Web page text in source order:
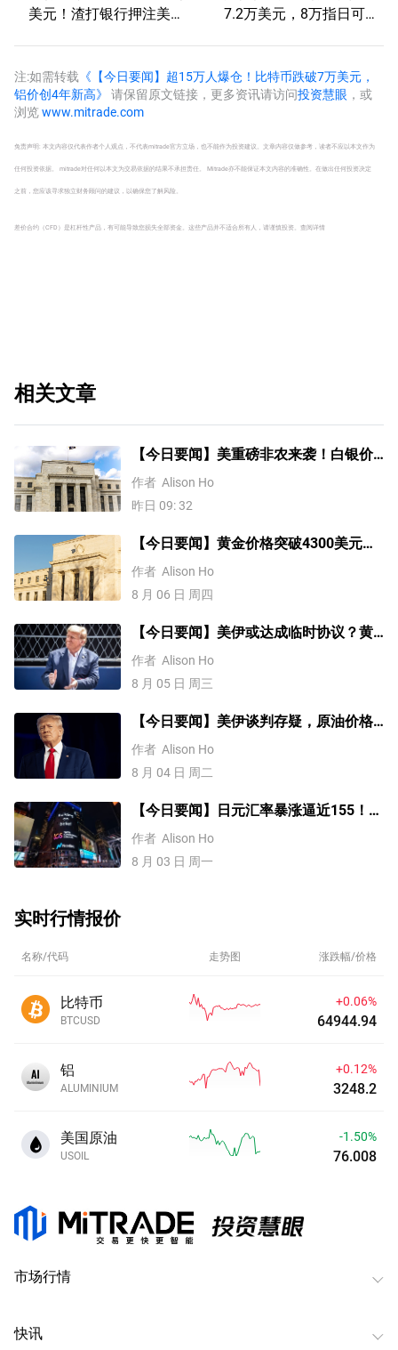
美元！渣打银行押注美国
7.2万美元，8万指日可
注:如需转载 《【今日要闻】超15万人爆仓！比特币跌破7万美元，
铝价创4年新高》 请保留原文链接，更多资讯请访问投资慧眼 ，或
浏览www.mitrade.com
免责声明: 本文内容仅代表作者个人观点，不代表mitrade官方立场，也不能作为投资建议。文章内容仅做参考，读者不应以本文作为
任何投资依据。 mitrade对任何以本文为交易依据的结果不承担责任。 Mitrade亦不能保证本文内容的准确性。在做出任何投资决定
之前，您应该寻求独立财务顾问的建议，以确保您了解风险。
差价合约（CFD）是杠杆性产品，有可能导致您损失全部资金。这些产品并不适合所有人，请谨慎投资。 查阅详情
相关文章
【今日要闻】美重磅非农来袭！白银价
格涨4%，黄金创一个多月新高
作者 Alison Ho
昨日 09: 32
【今日要闻】黄金价格突破4300美元，
比特币逼近6.5万，关注伊朗谈判
作者 Alison Ho
8 月 06 日 周四
【今日要闻】美伊或达成临时协议？黄
金三连涨，美国ADP就业数据来袭
作者 Alison Ho
8 月 05 日 周三
【今日要闻】美伊谈判存疑，原油价格
上涨，铜价突破1.4万美元
作者 Alison Ho
8 月 04 日 周二
【今日要闻】日元汇率暴涨逼近155！美
伊谈判或重启，原油价格大跌8%
作者 Alison Ho
8 月 03 日 周一
实时行情报价
名称/代码 走势图 涨跌幅/价格
比特币
BTCUSD
+0.06%
64944.97
铝
ALUMINIUM
+0.12%
3248.2
美国原油
USOIL
-1.50%
76.008
市场行情
快讯